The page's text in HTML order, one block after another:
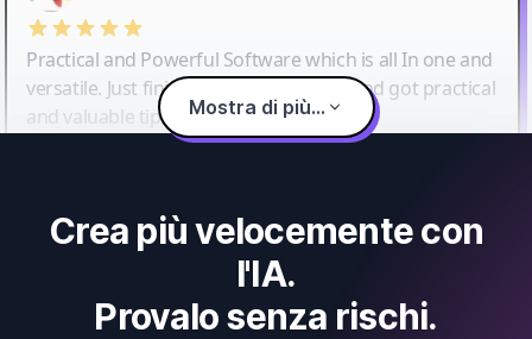
Practical and Powerful Software which is all In one and
versatile. Just finished their workshop and got practical
and valuable tips and tricks.
Mostra di più...
Crea più velocemente con
l'IA.
Provalo senza rischi.